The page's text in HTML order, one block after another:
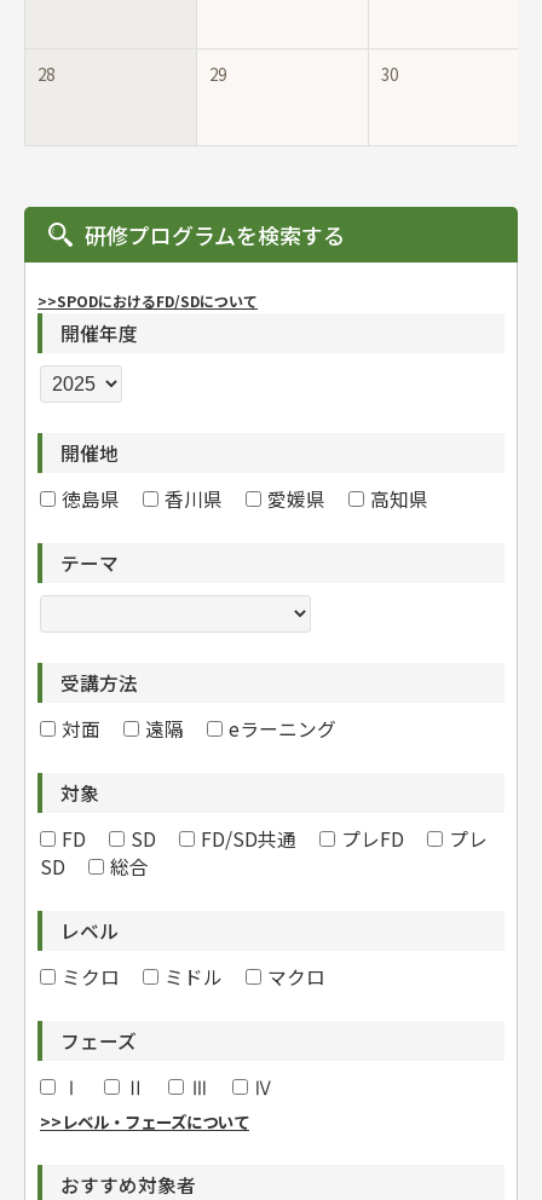
28 29 30
研修プログラムを検索する
>>SPODにおけるFD/SDについて
開催年度
開催地
徳島県
香川県 愛媛県 高知県
テーマ
受講方法
対面
遠隔 eラーニング
対象
FD
SD FD/SD共通 プレFD
プレ
SD
総合
レベル
ミクロ
ミドル マクロ
フェーズ
Ⅰ
Ⅱ Ⅲ Ⅳ
>>レベル・フェーズについて
おすすめ対象者